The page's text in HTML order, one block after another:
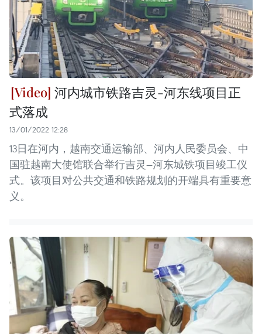
河内城市铁路吉灵-河东线项目正
式落成
13/01/2022 12:28
13日在河内，越南交通运输部、河内人民委员会、中
国驻越南大使馆联合举行吉灵—河东城铁项目竣工仪
式。该项目对公共交通和铁路规划的开端具有重要意
义。